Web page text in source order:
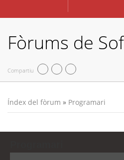
Fòrums de
Compartiu
Índex del fòrum » Programari